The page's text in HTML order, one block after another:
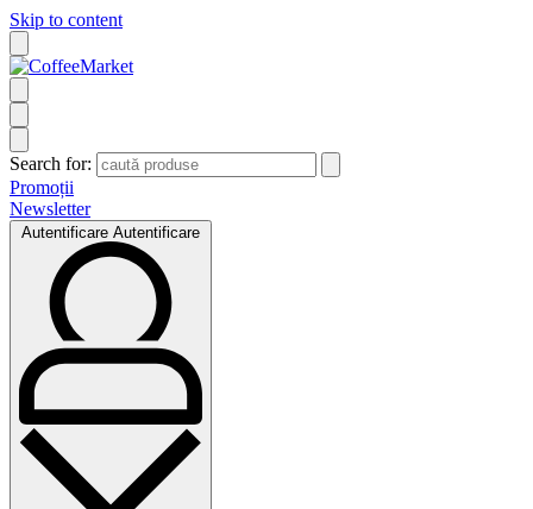
Skip to content
Search for:
Promoții
Newsletter
Autentificare Autentificare